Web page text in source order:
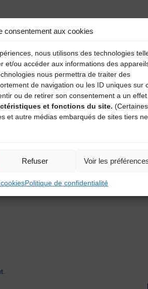
consentement aux cookies
nous utilisons des technologies
et/ou accéder aux informations des
nous permettra de traiter des
de navigation ou les ID uniques sur
ou de retirer son consentement a un effet
et fonctions du site. (Certaines
et autre médias embarqués de sites tiers ne
Refuser Voir les
Politique de confidentialité
*